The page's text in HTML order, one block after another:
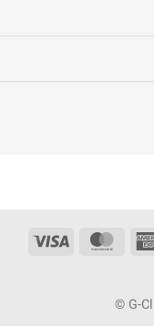
American
MasterCard
Visa